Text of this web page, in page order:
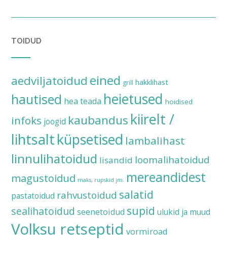
TOIDUD
aedviljatoidud eined grill hakklihast
hautised hea teada heietused hoidised
infoks joogid kaubandus kiirelt /
lihtsaltküpsetised lambalihast
linnulihatoidud lisandid loomalihatoidud
magustoidud maks, rupskid jm. mereandidest
pastatoidud rahvustoidud salatid
sealihatoidud seenetoidud supid ulukid ja muud
Volksu retseptid vormiroad